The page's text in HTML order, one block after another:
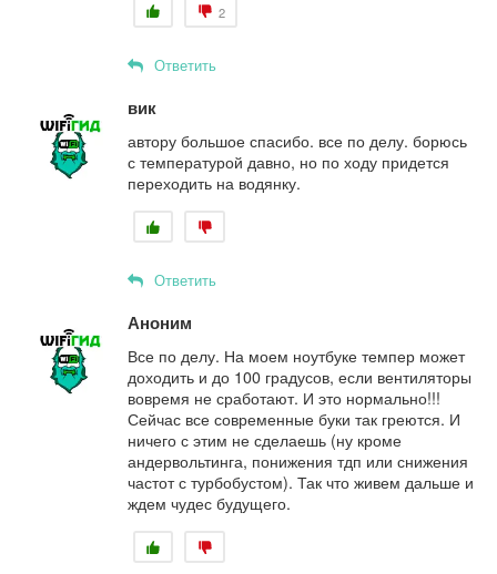
2
Ответить
вик
автору большое спасибо. все по делу. борюсь
с температурой давно, но по ходу придется
переходить на водянку.
Ответить
Аноним
Все по делу. На моем ноутбуке темпер может
доходить и до 100 градусов, если вентиляторы
вовремя не сработают. И это нормально!!!
Сейчас все современные буки так греются. И
ничего с этим не сделаешь (ну кроме
андервольтинга, понижения тдп или снижения
частот с турбобустом). Так что живем дальше и
ждем чудес будущего.